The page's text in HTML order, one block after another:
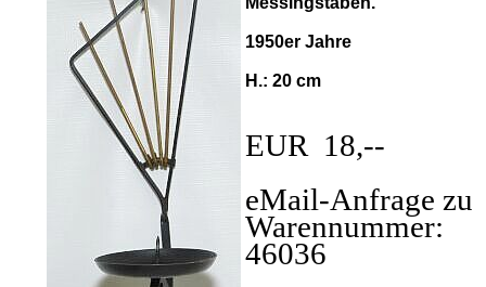
1950er Jahre
H.: 20 cm
EUR 18,--
eMail-Anfrage zu
Warennummer:
46036